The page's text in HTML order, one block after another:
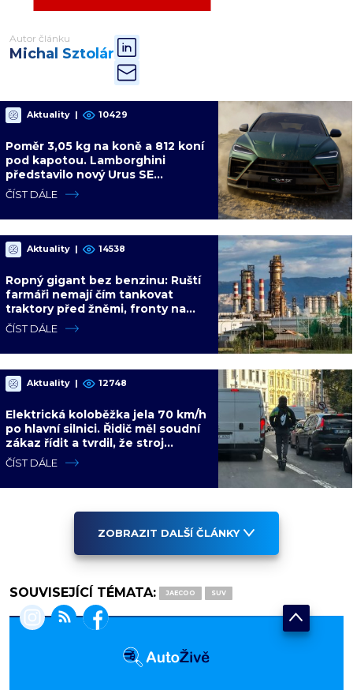
Autor článku
Michal Sztolár
Aktuality | 10429
Poměr 3,05 kg na koně a 812 koní
pod kapotou. Lamborghini
představilo nový Urus SE
Performante s hybridním
pohonem
ČÍST DÁLE
Aktuality | 14538
Ropný gigant bez benzinu: Ruští
farmáři nemají čím tankovat
traktory před žněmi, fronty na
pumpy trvají i několik dní
ČÍST DÁLE
Aktuality | 12748
Elektrická koloběžka jela 70 km/h
po hlavní silnici. Řidič měl soudní
zákaz řídit a tvrdil, že stroj
zvládne i stovku
ČÍST DÁLE
ZOBRAZIT DALŠÍ ČLÁNKY
SOUVISEJÍCÍ TÉMATA: JAECOO SUV